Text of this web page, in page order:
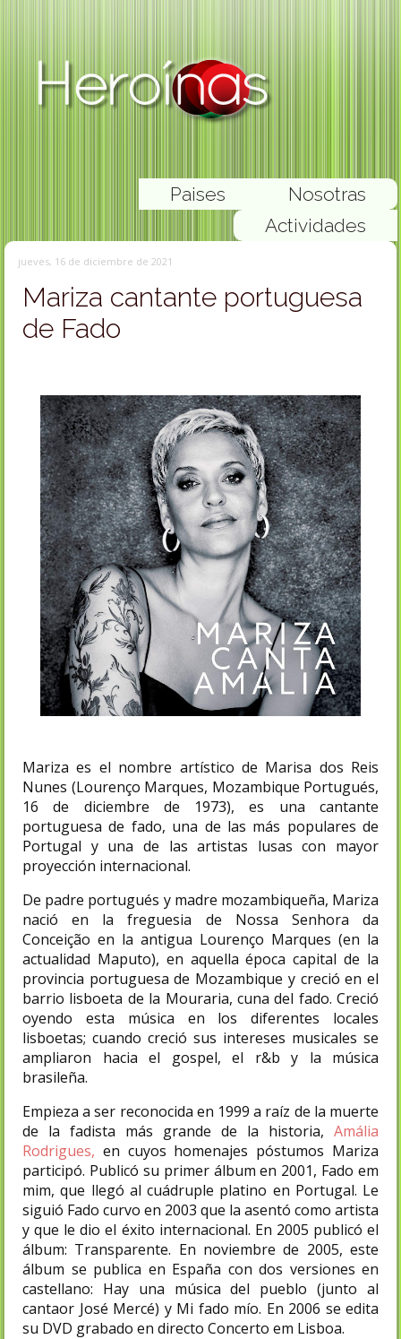
Nosotras
Paises
Actividades
jueves, 16 de diciembre de 2021
Mariza cantante portuguesa
de Fado
Mariza es el nombre artístico de Marisa dos Reis
Nunes (Lourenço Marques, Mozambique Portugués,
16 de diciembre de 1973), es una cantante
portuguesa de fado, una de las más populares de
Portugal y una de las artistas lusas con mayor
proyección internacional.
De padre portugués y madre mozambiqueña, Mariza
nació en la freguesia de Nossa Senhora da
Conceição en la antigua Lourenço Marques (en la
actualidad Maputo), en aquella época capital de la
provincia portuguesa de Mozambique y creció en el
barrio lisboeta de la Mouraria, cuna del fado. Creció
oyendo esta música en los diferentes locales
lisboetas; cuando creció sus intereses musicales se
ampliaron hacia el gospel, el r&b y la música
brasileña.
Empieza a ser reconocida en 1999 a raíz de la muerte
de la fadista más grande de la historia, Amália
Rodrigues, en cuyos homenajes póstumos Mariza
participó. Publicó su primer álbum en 2001, Fado em
mim, que llegó al cuádruple platino en Portugal. Le
siguió Fado curvo en 2003 que la asentó como artista
y que le dio el éxito internacional. En 2005 publicó el
álbum: Transparente. En noviembre de 2005, este
álbum se publica en España con dos versiones en
castellano: Hay una música del pueblo (junto al
cantaor José Mercé) y Mi fado mío. En 2006 se edita
su DVD grabado en directo Concerto em Lisboa.